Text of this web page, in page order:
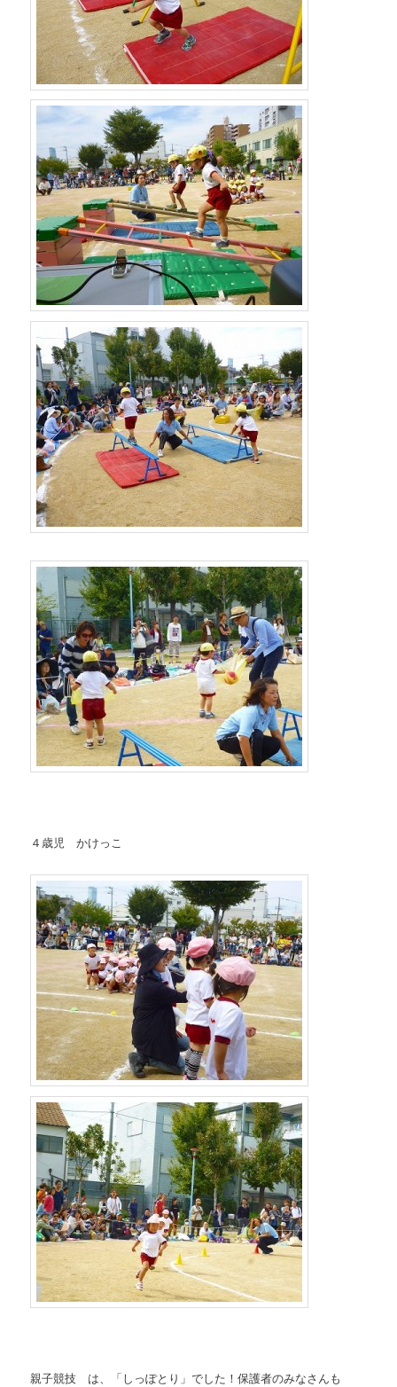
４歳児 かけっこ
親子競技 は、「しっぽとり」でした！保護者のみなさんも